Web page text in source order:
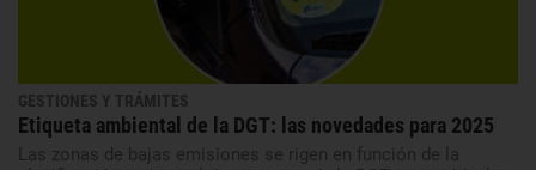
GESTIONES Y TRÁMITES
Etiqueta ambiental de la DGT: las novedades para 2025
Las zonas de bajas emisiones se rigen en función de la